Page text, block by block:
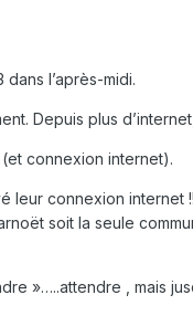
l’après-midi.
Depuis plus
connexion internet).
leur connexion internet
soit la seule
»…..attendre , mais